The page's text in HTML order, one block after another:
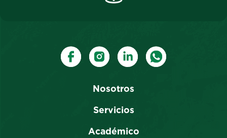
Nosotros
Servicios
Académico